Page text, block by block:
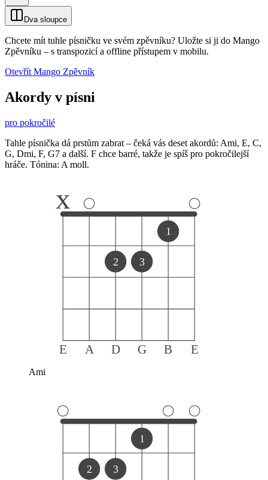
Dva sloupce
Chcete mít tuhle písničku ve svém zpěvníku? Uložte si ji do Mango
Zpěvníku – s transpozicí a offline přístupem v mobilu.
Otevřít Mango Zpěvník
Akordy v písni
pro pokročilé
Tahle písnička dá prstům zabrat – čeká vás deset akordů: Ami, E, C,
G, Dmi, F, G7 a další. F chce barré, takže je spíš pro pokročilejší
hráče. Tónina: A moll.
E A D G B E
x
2 3
1
Ami
2 3
1